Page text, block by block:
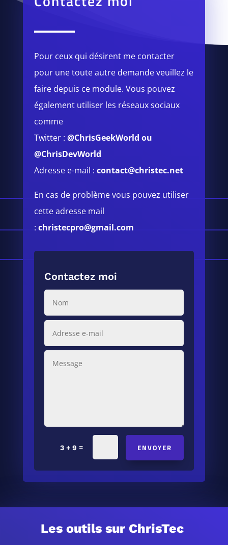
Pour ceux qui désirent me contacter
pour une toute autre demande veuillez le
faire depuis ce module.Vous pouvez
également utiliser les réseaux sociaux
comme
Twitter :@ChrisGeekWorld ou
@ChrisDevWorld
Adresse e-mail :contact@christec.net
En cas de problème vous pouvez utiliser
cette adresse mail
:christecpro@gmail.com
Contactez moi
3 + 9 = ENVOYER
Les outils sur ChrisTec